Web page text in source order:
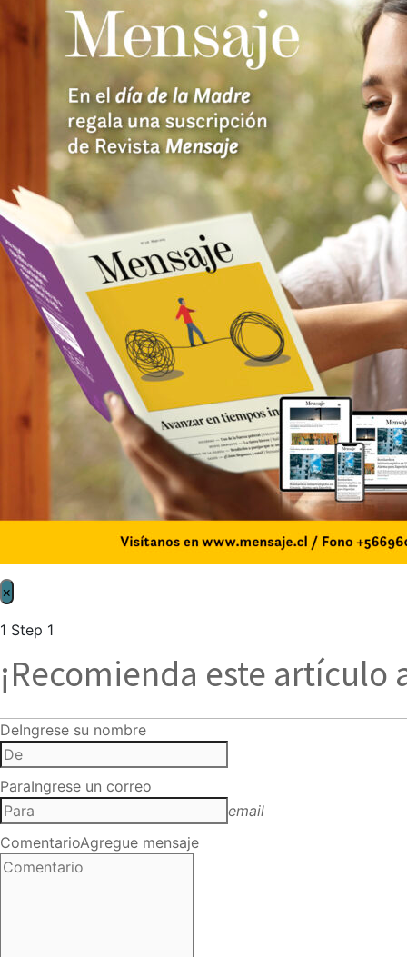
×
1 Step 1
¡Recomienda este artículo
DeIngrese su nombre
ParaIngrese un correo
email
ComentarioAgregue mensaje